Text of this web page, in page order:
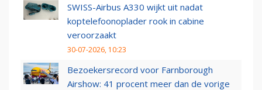
SWISS-Airbus A330 wijkt uit nadat
koptelefoonoplader rook in cabine
veroorzaakt
30-07-2026, 10:23
Bezoekersrecord voor Farnborough
Airshow: 41 procent meer dan de vorige